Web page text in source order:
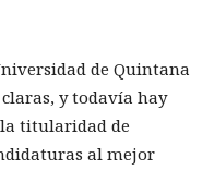
de Quintana
claras, y todavía hay
titularidad de
al mejor